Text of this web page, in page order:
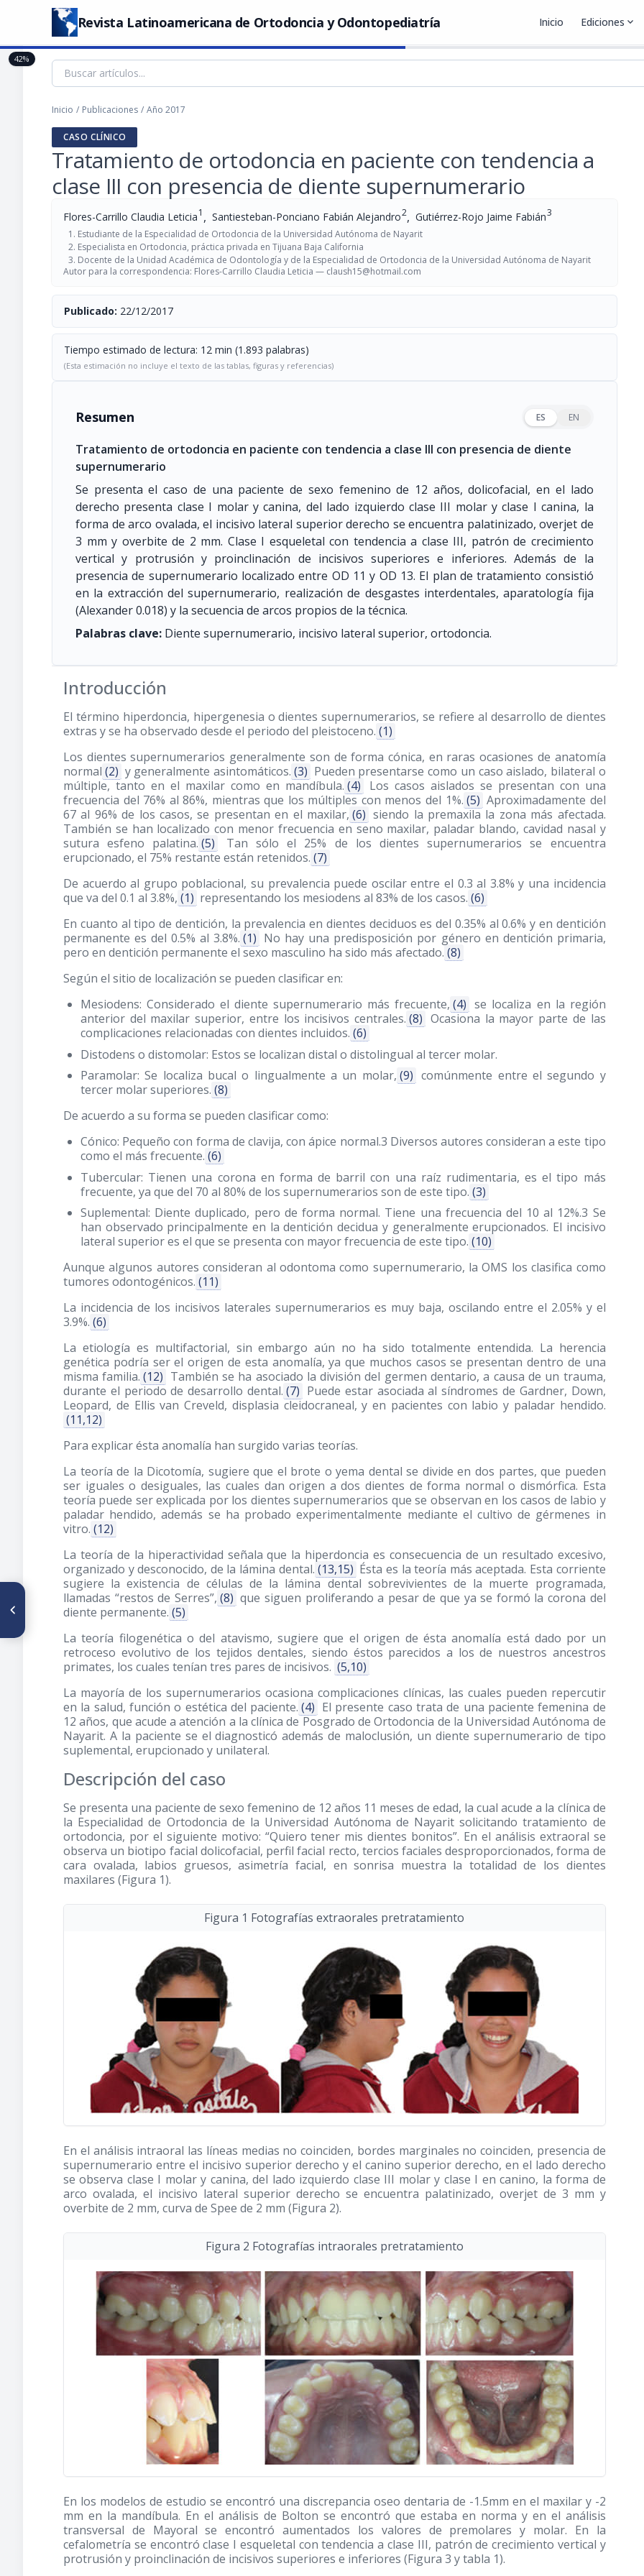
Revista Latinoamericana de Ortodoncia y Odontopediatría Inicio Ediciones expand_more
Inicio / Publicaciones / Año 2017
CASO CLÍNICO
Tratamiento de ortodoncia en paciente con tendencia a
clase III con presencia de diente supernumerario
Flores-Carrillo Claudia Leticia1 , Santiesteban-Ponciano Fabián Alejandro2, Gutiérrez-Rojo Jaime Fabián3
Estudiante de la Especialidad de Ortodoncia de la Universidad Autónoma de Nayarit
Especialista en Ortodoncia, práctica privada en Tijuana Baja California
Docente de la Unidad Académica de Odontología y de la Especialidad de Ortodoncia de la Universidad Autónoma de Nayarit
Autor para la correspondencia: Flores-Carrillo Claudia Leticia — claush15@hotmail.com
Publicado: 22/12/2017
Tiempo estimado de lectura: 12 min (1.893 palabras)
(Esta estimación no incluye el texto de las tablas, figuras y referencias)
Resumen ES EN
Tratamiento de ortodoncia en paciente con tendencia a clase III con presencia de diente
supernumerario
Se presenta el caso de una paciente de sexo femenino de 12 años, dolicofacial, en el lado
derecho presenta clase I molar y canina, del lado izquierdo clase III molar y clase I canina, la
forma de arco ovalada, el incisivo lateral superior derecho se encuentra palatinizado, overjet de
3 mm y overbite de 2 mm. Clase I esqueletal con tendencia a clase III, patrón de crecimiento
vertical y protrusión y proinclinación de incisivos superiores e inferiores. Además de la
presencia de supernumerario localizado entre OD 11 y OD 13. El plan de tratamiento consistió
en la extracción del supernumerario, realización de desgastes interdentales, aparatología fija
(Alexander 0.018) y la secuencia de arcos propios de la técnica.
Palabras clave: Diente supernumerario, incisivo lateral superior, ortodoncia.
Introducción
El término hiperdoncia, hipergenesia o dientes supernumerarios, se refiere al desarrollo de dientes
extras y se ha observado desde el periodo del pleistoceno. (1)
Los dientes supernumerarios generalmente son de forma cónica, en raras ocasiones de anatomía
normal (2) y generalmente asintomáticos. (3) Pueden presentarse como un caso aislado, bilateral o
múltiple, tanto en el maxilar como en mandíbula. (4)
Los casos aislados se presentan con una
frecuencia del 76% al 86%, mientras que los múltiples con menos del 1%. (5) Aproximadamente del
67 al 96% de los casos, se presentan en el maxilar, (6) siendo la premaxila la zona más afectada.
También se han localizado con menor frecuencia en seno maxilar, paladar blando, cavidad nasal y
sutura esfeno palatina. (5)
Tan sólo el 25% de los dientes supernumerarios se encuentra
erupcionado, el 75% restante están retenidos. (7)
De acuerdo al grupo poblacional, su prevalencia puede oscilar entre el 0.3 al 3.8% y una incidencia
que va del 0.1 al 3.8%, (1) representando los mesiodens al 83% de los casos. (6)
En cuanto al tipo de dentición, la prevalencia en dientes deciduos es del 0.35% al 0.6% y en dentición
permanente es del 0.5% al 3.8%. (1) No hay una predisposición por género en dentición primaria,
pero en dentición permanente el sexo masculino ha sido más afectado. (8)
Según el sitio de localización se pueden clasificar en:
Mesiodens: Considerado el diente supernumerario más frecuente, (4) se localiza en la región
anterior del maxilar superior, entre los incisivos centrales. (8) Ocasiona la mayor parte de las
complicaciones relacionadas con dientes incluidos. (6)
Distodens o distomolar: Estos se localizan distal o distolingual al tercer molar.
Paramolar: Se localiza bucal o lingualmente a un molar, (9) comúnmente entre el segundo y
tercer molar superiores. (8)
De acuerdo a su forma se pueden clasificar como:
Cónico: Pequeño con forma de clavija, con ápice normal.3 Diversos autores consideran a este tipo
como el más frecuente. (6)
Tubercular: Tienen una corona en forma de barril con una raíz rudimentaria, es el tipo más
frecuente, ya que del 70 al 80% de los supernumerarios son de este tipo. (3)
Suplemental: Diente duplicado, pero de forma normal. Tiene una frecuencia del 10 al 12%.3 Se
han observado principalmente en la dentición decidua y generalmente erupcionados. El incisivo
lateral superior es el que se presenta con mayor frecuencia de este tipo. (10)
Aunque algunos autores consideran al odontoma como supernumerario, la OMS los clasifica como
tumores odontogénicos. (11)
La incidencia de los incisivos laterales supernumerarios es muy baja, oscilando entre el 2.05% y el
3.9%. (6)
La etiología es multifactorial, sin embargo aún no ha sido totalmente entendida. La herencia
genética podría ser el origen de esta anomalía, ya que muchos casos se presentan dentro de una
misma familia. (12) También se ha asociado la división del germen dentario, a causa de un trauma,
durante el periodo de desarrollo dental. (7) Puede estar asociada al síndromes de Gardner, Down,
Leopard, de Ellis van Creveld, displasia cleidocraneal, y en pacientes con labio y paladar hendido.
(11,12)
Para explicar ésta anomalía han surgido varias teorías.
La teoría de la Dicotomía, sugiere que el brote o yema dental se divide en dos partes, que pueden
ser iguales o desiguales, las cuales dan origen a dos dientes de forma normal o dismórfica. Esta
teoría puede ser explicada por los dientes supernumerarios que se observan en los casos de labio y
paladar hendido, además se ha probado experimentalmente mediante el cultivo de gérmenes in
vitro. (12)
La teoría de la hiperactividad señala que la hiperdoncia es consecuencia de un resultado excesivo,
organizado y desconocido, de la lámina dental. (13,15) Ésta es la teoría más aceptada. Esta corriente
sugiere la existencia de células de la lámina dental sobrevivientes de la muerte programada,
llamadas “restos de Serres”, (8) que siguen proliferando a pesar de que ya se formó la corona del
diente permanente. (5)
La teoría filogenética o del atavismo, sugiere que el origen de ésta anomalía está dado por un
retroceso evolutivo de los tejidos dentales, siendo éstos parecidos a los de nuestros ancestros
primates, los cuales tenían tres pares de incisivos. (5,10)
La mayoría de los supernumerarios ocasiona complicaciones clínicas, las cuales pueden repercutir
en la salud, función o estética del paciente. (4) El presente caso trata de una paciente femenina de
12 años, que acude a atención a la clínica de Posgrado de Ortodoncia de la Universidad Autónoma de
Nayarit. A la paciente se el diagnosticó además de maloclusión, un diente supernumerario de tipo
suplemental, erupcionado y unilateral.
Descripción del caso
Se presenta una paciente de sexo femenino de 12 años 11 meses de edad, la cual acude a la clínica de
la Especialidad de Ortodoncia de la Universidad Autónoma de Nayarit solicitando tratamiento de
ortodoncia, por el siguiente motivo: “Quiero tener mis dientes bonitos”. En el análisis extraoral se
observa un biotipo facial dolicofacial, perfil facial recto, tercios faciales desproporcionados, forma de
cara ovalada, labios gruesos, asimetría facial, en sonrisa muestra la totalidad de los dientes
maxilares (Figura 1).
Figura 1 Fotografías extraorales pretratamiento
En el análisis intraoral las líneas medias no coinciden, bordes marginales no coinciden, presencia de
supernumerario entre el incisivo superior derecho y el canino superior derecho, en el lado derecho
se observa clase I molar y canina, del lado izquierdo clase III molar y clase I en canino, la forma de
arco ovalada, el incisivo lateral superior derecho se encuentra palatinizado, overjet de 3 mm y
overbite de 2 mm, curva de Spee de 2 mm (Figura 2).
Figura 2 Fotografías intraorales pretratamiento
En los modelos de estudio se encontró una discrepancia oseo dentaria de -1.5mm en el maxilar y -2
mm en la mandíbula. En el análisis de Bolton se encontró que estaba en norma y en el análisis
transversal de Mayoral se encontró aumentados los valores de premolares y molar. En la
cefalometría se encontró clase I esqueletal con tendencia a clase III, patrón de crecimiento vertical y
protrusión y proinclinación de incisivos superiores e inferiores (Figura 3 y tabla 1).
42%
ARTÍCULO ANTERIOR
Apnea obstructiva del sueño